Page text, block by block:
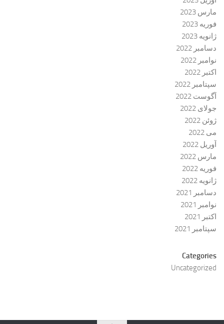
مارس 2023
فوریه 2023
ژانویه 2023
دسامبر 2022
نوامبر 2022
اکتبر 2022
سپتامبر 2022
آگوست 2022
جولای 2022
ژوئن 2022
می 2022
آوریل 2022
مارس 2022
فوریه 2022
ژانویه 2022
دسامبر 2021
نوامبر 2021
اکتبر 2021
سپتامبر 2021
Categories
Uncategorized